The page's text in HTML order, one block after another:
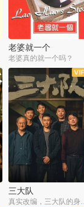
老婆就一个
老婆真的就一个吗？
三大队